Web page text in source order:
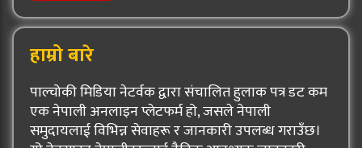
हाम्रो बारे
पाल्चोकी मिडिया नेटर्वक द्वारा संचालित हुलाक पत्र डट कम
एक नेपाली अनलाइन प्लेटफर्म हो, जसले नेपाली
समुदायलाई विभिन्न सेवाहरू र जानकारी उपलब्ध गराउँछ।